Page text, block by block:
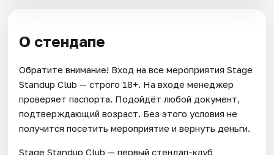
О стендапе
Обратите внимание! Вход на все мероприятия Stage
Standup Club — строго 18+. На входе менеджер
проверяет паспорта. Подойдёт любой документ,
подтверждающий возраст. Без этого условия не
получится посетить мероприятие и вернуть деньги.
Stage Standup Club — первый стендап-клуб